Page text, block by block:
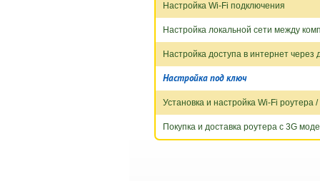
Настройка Wi-Fi подключения
Настройка локальной сети между
Настройка доступа в интернет через
Настройка под ключ
Установка и настройка Wi-Fi
Покупка и доставка роутера с 3G